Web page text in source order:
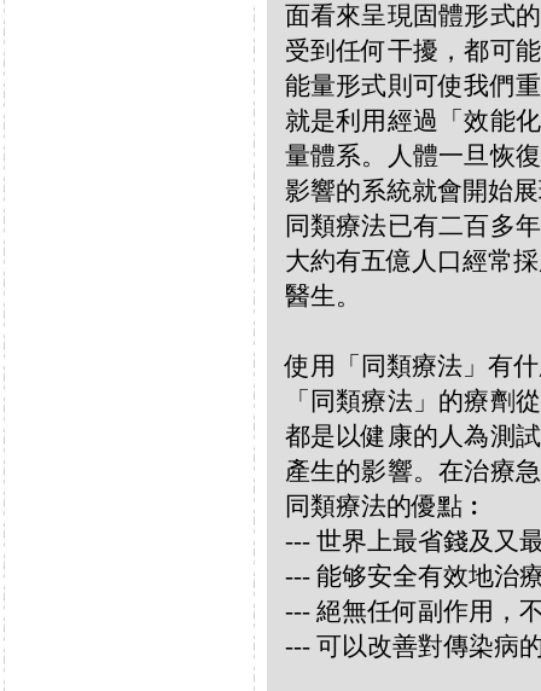
面看來呈現固體形式
受到任何干擾，都可
能量形式則可使我們
就是利用經過「效能
量體系。人體一旦恢
影響的系統就會開始
同類療法已有二百多
大約有五億人口經常
醫生。
使用「同類療法」有
「同類療法」的療劑
都是以健康的人為測
產生的影響。在治療
同類療法的優點︰
--- 世界上最省錢及又
--- 能够安全有效地治
--- 絕無任何副作用，
--- 可以改善對傳染病